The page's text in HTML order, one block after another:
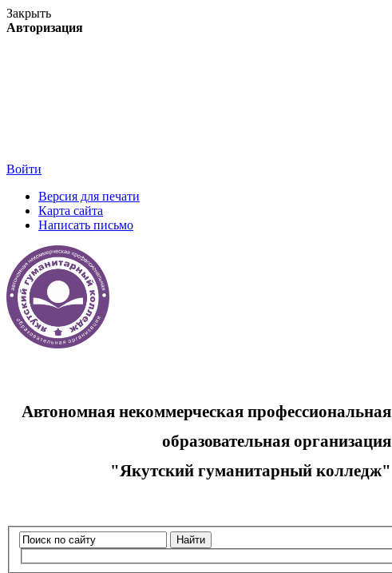
Закрыть
Авторизация
Войти
Версия для печати
Карта сайта
Написать письмо
Автономная некоммерческая профессиональная
образовательная организация
"Якутский гуманитарный колледж"
Найти